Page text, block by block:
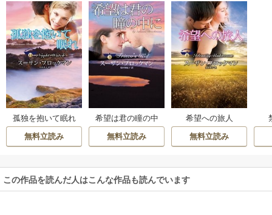
孤独を抱いて眠れ
無料立読み
希望は君の瞳の中
に
無料立読み
希望への旅人
無料立読み
この作品を読んだ人はこんな作品も読んでいます